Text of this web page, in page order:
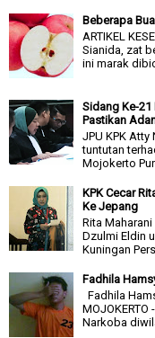
Beberapa
ARTIKEL
Sianida, zat
ini marak
Sidang Ke-21
Pastikan
JPU KPK
tuntutan
Mojokerto
KPK Cecar
Ke Jepang
Rita
Dzulmi Eldin
Kuningan
Fadhila
Fadhila
Narkoba